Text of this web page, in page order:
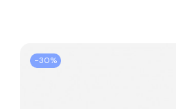
−30%